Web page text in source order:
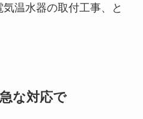
温水器の取付工事、と
な対応で